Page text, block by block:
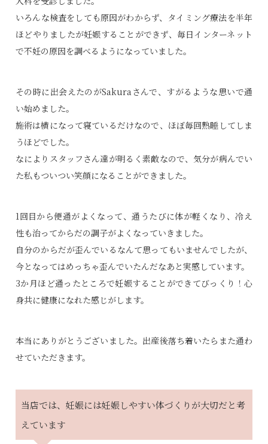
いろんな検査をしても原因がわからず、タイミング療法を半年
ほどやりましたが妊娠することができず、毎日インターネット
で不妊の原因を調べるようになっていました。
その時に出会えたのがSakuraさんで、すがるような思いで通
い始めました。
施術は横になって寝ているだけなので、ほぼ毎回熟睡してしま
うほどでした。
なによりスタッフさん達が明るく素敵なので、気分が病んでい
た私もついつい笑顔になることができました。
1回目から便通がよくなって、通うたびに体が軽くなり、冷え
性も治ってからだの調子がよくなっていきました。
自分のからだが歪んでいるなんて思ってもいませんでしたが、
今となってはめっちゃ歪んでいたんだなあと実感しています。
3か月ほど通ったところで妊娠することができてびっくり！心
身共に健康になれた感じがします。
本当にありがとうございました。出産後落ち着いたらまた通わ
せていただきます。
当店では、妊娠には妊娠しやすい体づくりが大切だと考
えています